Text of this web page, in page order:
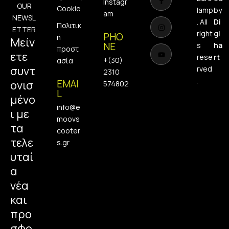
OUR
NEWSL
ETTER
Μείν
ετε
συντ
ονισ
μένο
ι με
τα
τελε
υταί
α
νέα
και
προ
Cookie
Πολιτικ
ή
προστ
ασία
EMAI
L
info@e
moovs
cooter
s.gr
am
PHO
NE
+(30)
2310
574802
e
b
o
o
k
-
f
t
a
g
r
a
m
t
u
b
e
lamp
. All
right
s
rese
rved
by
Di
gi
ha
rt